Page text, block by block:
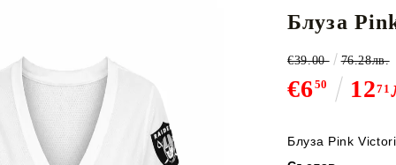
Блуза
€650 1271
€39.00 76.28лв.
Блуза Pink